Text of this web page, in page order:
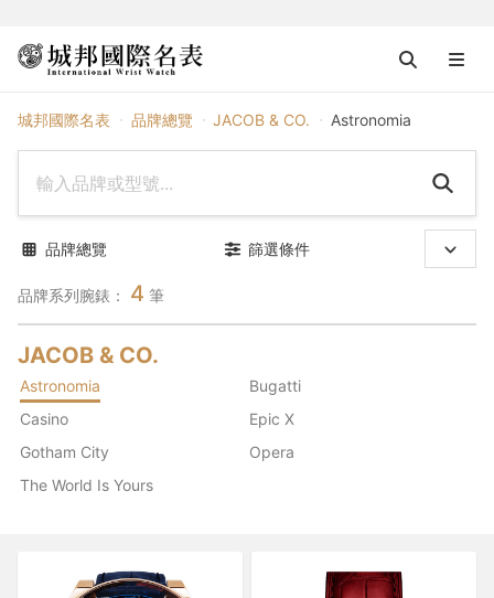
城邦國際名表 品牌總覽 JACOB & CO. Astronomia
品牌系列腕錶： 4 筆
品牌總覽 篩選條件
JACOB & CO.
Astronomia
Bugatti
Casino
Epic X
Gotham City
Opera
The World Is Yours